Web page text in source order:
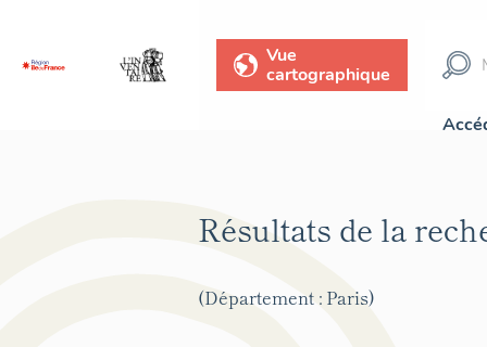
Vue
cartographique
Résultats de la
(Département : Paris)